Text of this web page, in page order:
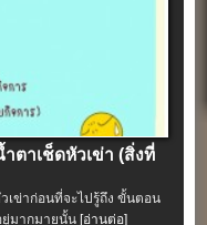
ำตาเช็ดหัวเข่า (สิ่งที่
เข่าก่อนที่จะไปรู้ถึง ขั้นตอน
ยู่มากมายนั้น[อ่านต่อ]